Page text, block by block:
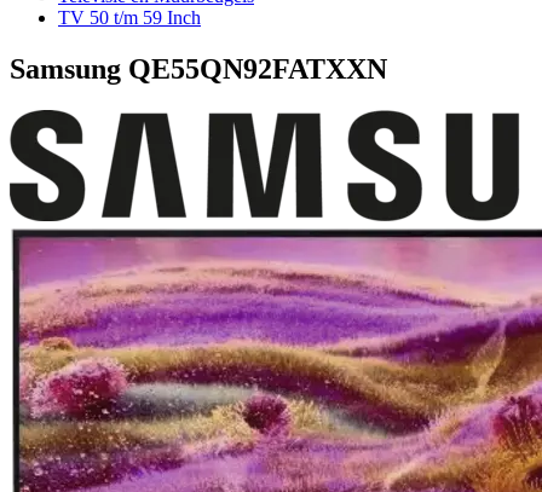
TV 50 t/m 59 Inch
Samsung QE55QN92FATXXN